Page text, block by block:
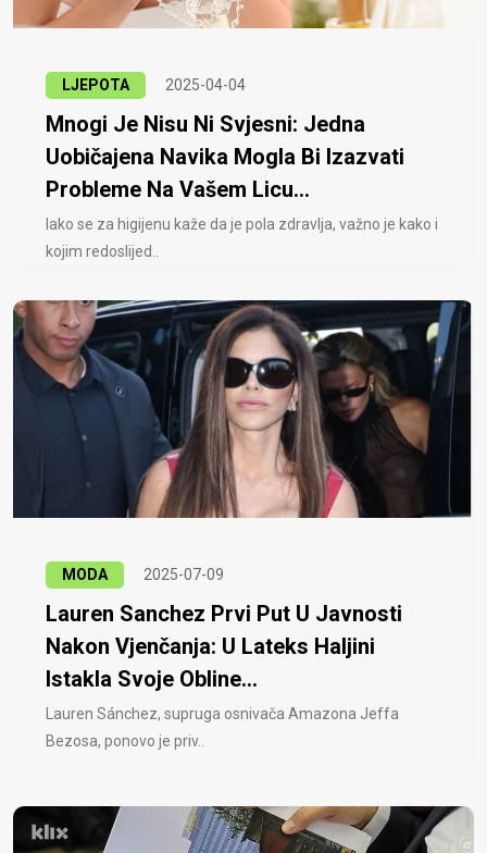
LJEPOTA 2025-04-04
Mnogi Je Nisu Ni Svjesni: Jedna
Uobičajena Navika Mogla Bi Izazvati
Probleme Na Vašem Licu...
Iako se za higijenu kaže da je pola zdravlja, važno je kako i
kojim redoslijed..
MODA 2025-07-09
Lauren Sanchez Prvi Put U Javnosti
Nakon Vjenčanja: U Lateks Haljini
Istakla Svoje Obline...
Lauren Sánchez, supruga osnivača Amazona Jeffa
Bezosa, ponovo je priv..